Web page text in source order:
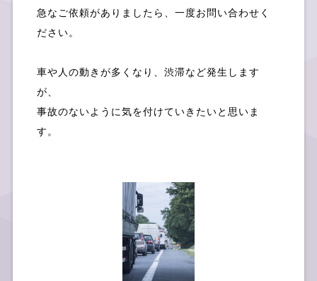
採用情報
急なご依頼がありましたら、一度お問い合わせく
ださい。
車や人の動きが多くなり、渋滞など発生します
が、
事故のないように気を付けていきたいと思いま
す。